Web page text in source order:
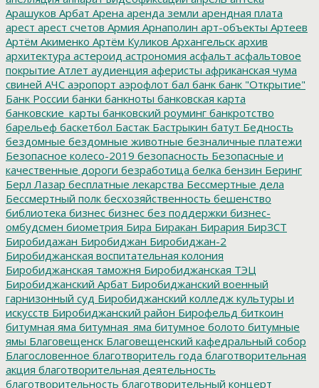
Арашуков Арбат Арена аренда земли арендная плата
арест арест счетов Армия Арнаполин арт-объекты Артеев
Артём Акименко Артём Куликов Архангельск архив
архитектура астероид астрономия асфальт асфальтовое
покрытие Атлет аудиенция аферисты африканская чума
свиней АЧС аэропорт аэрофлот бал банк банк "Открытие"
Банк России банки банкноты банковская карта
банковские_карты банковский роуминг банкротство
барельеф баскетбол Бастак Бастрыкин батут Бедность
бездомные бездомные животные безналичные платежи
Безопасное колесо-2019 безопасность Безопасные и
качественные дороги безработица белка бензин Беринг
Берл Лазар бесплатные лекарства Бессмертные дела
Бессмертный полк бесхозяйственность бешенство
библиотека бизнес бизнес без поддержки бизнес-
омбудсмен биометрия Бира Биракан Бирария БирЗСТ
Биробидажан Биробиджан Биробиджан-2
Биробиджанская воспитательная колония
Биробиджанская таможня Биробиджанская ТЭЦ
Биробиджанский Арбат Биробиджанский военный
гарнизонный суд Биробиджанский колледж культуры и
искусств Биробиджанский район Бирофельд биткоин
битумная яма битумная_яма битумное болото битумные
ямы Благовещенск Благовещенский кафедральный собор
Благословенное благотворитель года благотворительная
акция благотворительная деятельность
благотворительность благотворительный концерт